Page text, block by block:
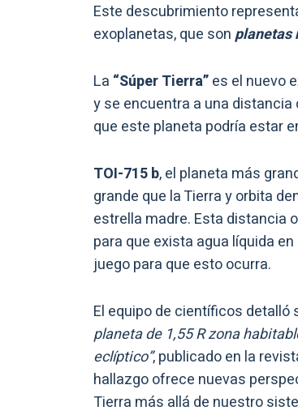
Este descubrimiento
exoplanetas, que sonplanetas
La “Súper Tierra”es el nuevo
y se encuentra a una
que este planeta podría estar
TOI-715 b, el planeta más
grande que la Tierra y orbita
estrella madre. Esta distancia
para que exista agua líquida
juego para que esto ocurra.
El equipo de científicos
planeta de 1,55 R zona
eclíptico”, publicado en la
hallazgo ofrece nuevas
Tierra más allá de nuestro